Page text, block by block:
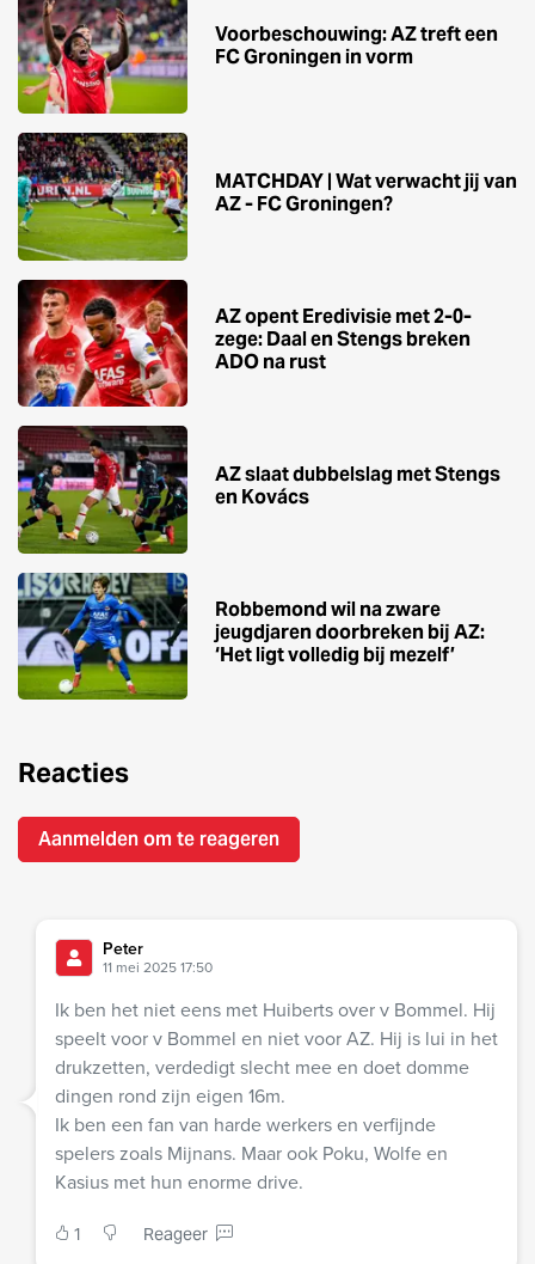
Voorbeschouwing: AZ treft een
FC Groningen in vorm
MATCHDAY | Wat verwacht jij van
AZ - FC Groningen?
AZ opent Eredivisie met 2-0-
zege: Daal en Stengs breken
ADO na rust
AZ slaat dubbelslag met Stengs
en Kovács
Robbemond wil na zware
jeugdjaren doorbreken bij AZ:
‘Het ligt volledig bij mezelf’
Reacties
Aanmelden om te reageren
Peter
11 mei 2025 17:50
Ik ben het niet eens met Huiberts over v Bommel. Hij
speelt voor v Bommel en niet voor AZ. Hij is lui in het
drukzetten, verdedigt slecht mee en doet domme
dingen rond zijn eigen 16m.
Ik ben een fan van harde werkers en verfijnde
spelers zoals Mijnans. Maar ook Poku, Wolfe en
Kasius met hun enorme drive.
1 Reageer